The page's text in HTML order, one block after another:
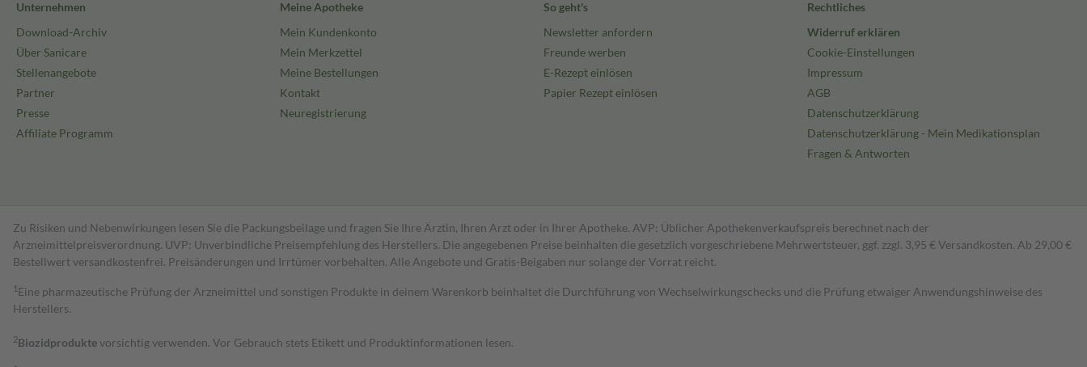
Unternehmen
Download-Archiv
Über Sanicare
Stellenangebote
Partner
Presse
Affiliate Programm
Meine Apotheke
Mein Kundenkonto
Mein Merkzettel
Meine Bestellungen
Kontakt
Neuregistrierung
So geht's
Newsletter anfordern
Freunde werben
E-Rezept einlösen
Papier Rezept einlösen
Rechtliches
Widerruf erklären
Cookie-Einstellungen
Impressum
AGB
Datenschutzerklärung
Datenschutzerklärung - Mein Medikationsplan
Fragen & Antworten
Zu Risiken und Nebenwirkungen lesen Sie die Packungsbeilage und fragen Sie Ihre Ärztin, Ihren Arzt oder in Ihrer Apotheke. AVP: Üblicher Apothekenverkaufspreis berechnet nach der
Arzneimittelpreisverordnung. UVP: Unverbindliche Preisempfehlung des Herstellers. Die angegebenen Preise beinhalten die gesetzlich vorgeschriebene Mehrwertsteuer, ggf. zzgl. 3,95 € Versandkosten. Ab 29,00 €
Bestell­wert versand­kosten­frei. Preisänderungen und Irrtümer vorbehalten. Alle Angebote und Gratis-Beigaben nur solange der Vorrat reicht.
1 Eine pharmazeutische Prüfung der Arzneimittel und sonstigen Produkte in deinem Warenkorb beinhaltet die Durchführung von Wechselwirkungschecks und die Prüfung etwaiger Anwendungshinweise des
Herstellers.
2Biozidproduktevorsichtig verwenden. Vor Gebrauch stets Etikett und Produktinformationen lesen.